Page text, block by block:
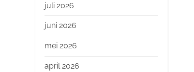
e
juli 2026
juni 2026
mei 2026
april 2026